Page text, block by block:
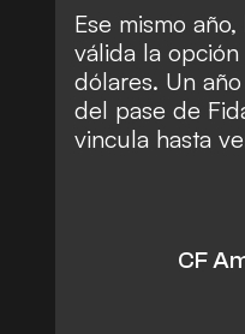
Ese mismo
válida la
dólares. Un
del pase de
vincula hasta
CF